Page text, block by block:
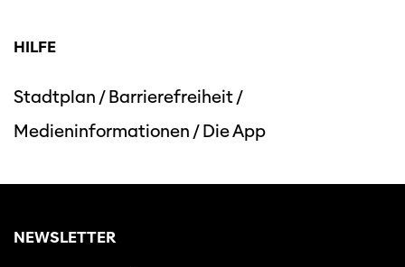
HILFE
Stadtplan /Barrierefreiheit/
Medieninformationen /Die App
NEWSLETTER